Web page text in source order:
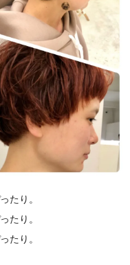
たり。
たり。
たり。